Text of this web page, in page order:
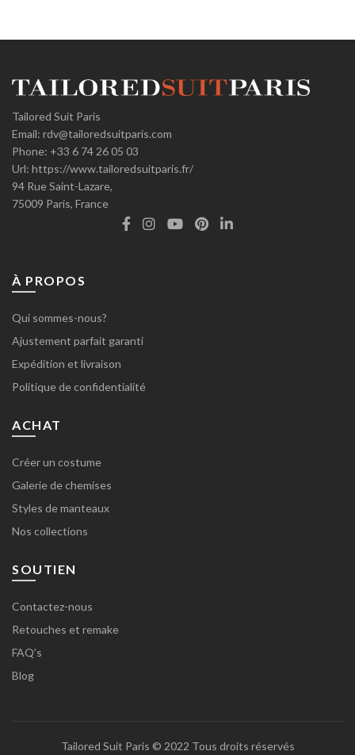
Tailored Suit Paris
Email: rdv@tailoredsuitparis.com
Phone: +33 6 74 26 05 03
Url: https://www.tailoredsuitparis.fr/
94 Rue Saint-Lazare,
75009 Paris, France
À PROPOS
Qui sommes-nous?
Ajustement parfait garanti
Expédition et livraison
Politique de confidentialité
ACHAT
Créer un costume
Galerie de chemises
Styles de manteaux
Nos collections
SOUTIEN
Contactez-nous
Retouches et remake
FAQ’s
Blog
Tailored Suit Paris © 2022 Tous droits réservés